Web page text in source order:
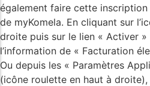
également faire cette inscription
de myKomela. En cliquant sur
droite puis sur le lien « Activer
l’information de « Facturation
Ou depuis les « Paramètres
(icône roulette en haut à